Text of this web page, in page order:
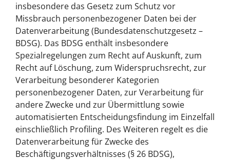
insbesondere das Gesetz zum Schutz vor
Missbrauch personenbezogener Daten bei der
Datenverarbeitung (Bundesdatenschutzgesetz –
BDSG). Das BDSG enthält insbesondere
Spezialregelungen zum Recht auf Auskunft, zum
Recht auf Löschung, zum Widerspruchsrecht, zur
Verarbeitung besonderer Kategorien
personenbezogener Daten, zur Verarbeitung für
andere Zwecke und zur Übermittlung sowie
automatisierten Entscheidungsfindung im Einzelfall
einschließlich Profiling. Des Weiteren regelt es die
Datenverarbeitung für Zwecke des
Beschäftigungsverhältnisses (§ 26 BDSG),